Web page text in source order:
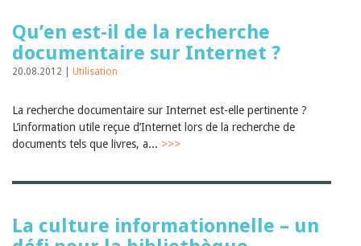
Qu’en est-il de la recherche
documentaire sur Internet ?
20.08.2012 | Utilisation
La recherche documentaire sur Internet est-elle pertinente ?
L’information utile reçue d’Internet lors de la recherche de
documents tels que livres, a... >>>
La culture informationnelle – un